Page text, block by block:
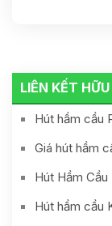
LIÊN KẾT
Hút hầm cầu
Giá hút hầm
Hút Hầm Cầu
Hút hầm cầu